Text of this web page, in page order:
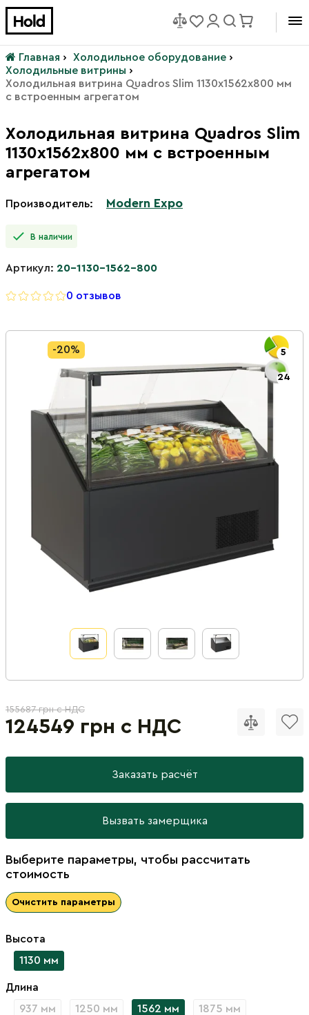
Главная › Холодильное оборудование ›
Холодильные витрины ›
Холодильная витрина Quadros Slim 1130х1562х800 мм
с встроенным агрегатом
Холодильная витрина Quadros Slim
1130х1562х800 мм с встроенным
агрегатом
Производитель: Modern Expo
В наличии
Артикул: 20-1130-1562-800
0 отзывов
-20% 5
24
155687 грн с НДС
124549 грн с НДС
Заказать расчёт
Вызвать замерщика
Выберите параметры, чтобы рассчитать
стоимость
Очистить параметры
Высота
1130 мм
Длина
937 мм
1250 мм 1562 мм
1875 мм